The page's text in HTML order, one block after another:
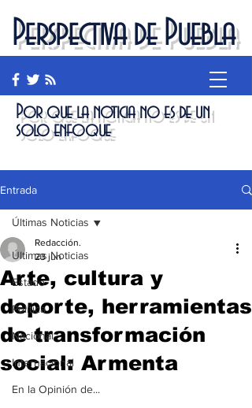
Perspectiva de Puebla
Por que la noticia no es de un
solo enfoque
Entrada
Últimas Noticias
Estado
Política
Nacional
Internacional
En la Opinión de...
Últimas Noticias
Arte, cultura y
deporte, herramientas
de transformación
social: Armenta
Redacción.
23 jun